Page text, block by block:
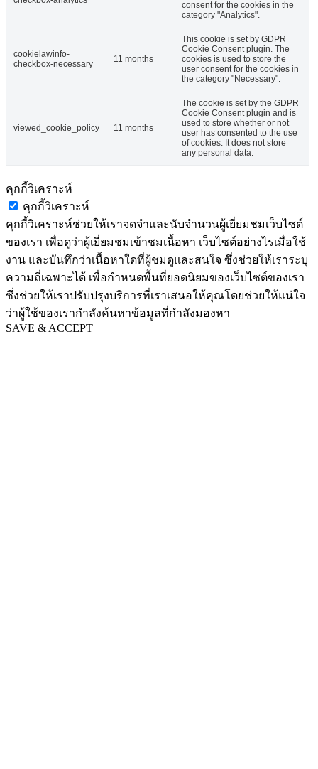
consent for the cookies in the
category "Analytics".
cookielawinfo-
checkbox-necessary
11 months
This cookie is set by GDPR
Cookie Consent plugin. The
cookies is used to store the
user consent for the cookies in
the category "Necessary".
viewed_cookie_policy 11 months
The cookie is set by the GDPR
Cookie Consent plugin and is
used to store whether or not
user has consented to the use
of cookies. It does not store
any personal data.
คุกกี้วิเคราะห์
คุกกี้วิเคราะห์
คุกกี้วิเคราะห์ช่วยให้เราจดจำและนับจำนวนผู้เยี่ยมชมเว็บไซต์
ของเรา เพื่อดูว่าผู้เยี่ยมชมเข้าชมเนื้อหา เว็บไซต์อย่างไรเมื่อใช้
งาน และบันทึกว่าเนื้อหาใดที่ผู้ชมดูและสนใจ ซึ่งช่วยให้เราระบุ
ความถี่เฉพาะได้ เพื่อกำหนดพื้นที่ยอดนิยมของเว็บไซต์ของเรา
ซึ่งช่วยให้เราปรับปรุงบริการที่เราเสนอให้คุณโดยช่วยให้แน่ใจ
ว่าผู้ใช้ของเรากำลังค้นหาข้อมูลที่กำลังมองหา
SAVE & ACCEPT